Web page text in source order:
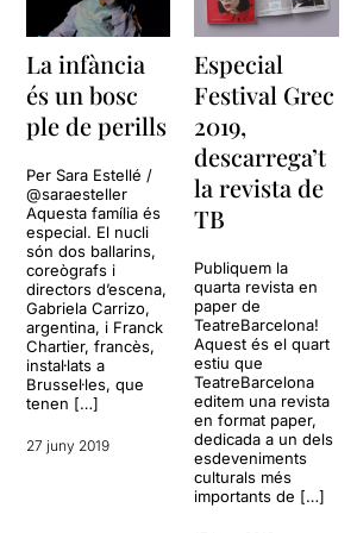
representava
facetes del
que es
voltant d’una
KIND no ens
gens, tot el
que és un pas
important en
altres
companyia.
espectacle
totes les
malgrat que
component
Creiem que
de dansa
per la
moviments
apte per a
els viatges,
més
creatius dels
malsons. Ai,
La infància
és un bosc
ple de perills
Per Sara Estellé /
@saraesteller
Aquesta família és
especial. El nucli
són dos ballarins,
coreògrafs i
directors d’escena,
Gabriela Carrizo,
argentina, i Franck
Chartier, francès,
instal·lats a
Brussel·les, que
tenen […]
27 juny 2019
Especial
Festival Grec
2019,
descarrega’t
la revista de
TB
Publiquem la
quarta revista en
paper de
TeatreBarcelona!
Aquest és el quart
estiu que
TeatreBarcelona
editem una revista
en format paper,
dedicada a un dels
esdeveniments
culturals més
importants de […]